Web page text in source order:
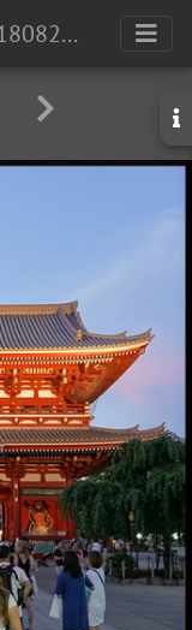
Japonia 20180826 182830 1